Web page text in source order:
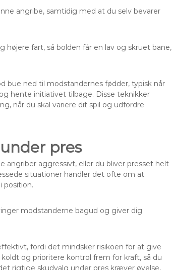
angribe, samtidig med at du selv bevarer
højere fart, så bolden får en lav og skruet bane,
bue ned til modstandernes fødder, typisk når
hente initiativet tilbage. Disse teknikker
når du skal variere dit spil og udfordre
pres
angriber aggressivt, eller du bliver presset helt
situationer handler det ofte om at
position.
modstanderne bagud og giver dig
fordi det mindsker risikoen for at give
og prioritere kontrol frem for kraft, så du
rigtige skudvalg under pres kræver øvelse,